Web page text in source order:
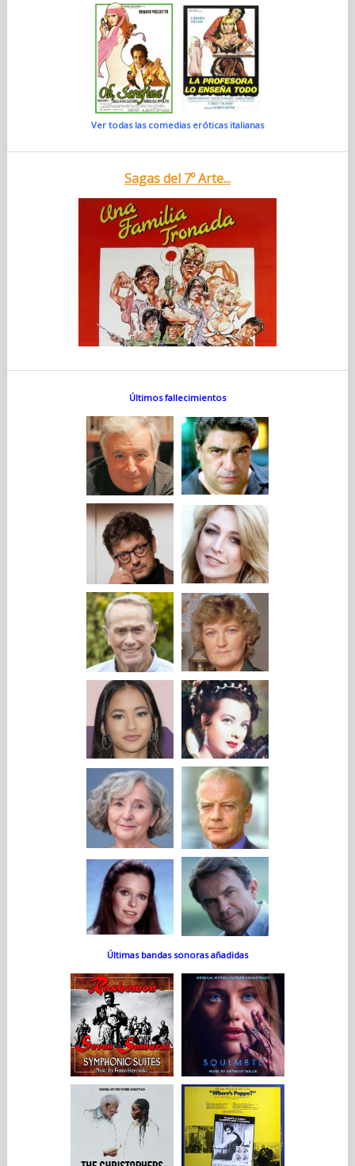
Ver todas las comedias eróticas italianas
Sagas del 7º Arte...
Últimos fallecimientos
Últimas bandas sonoras añadidas